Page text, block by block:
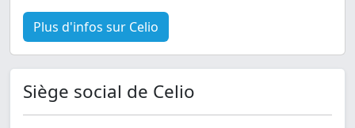
Plus d'infos sur Celio
Siège social de Celio